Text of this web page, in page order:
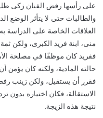
على رأسها رفض الفنان زكى
والطالبات حتى لا يتأثر الوضع
العلاقات الخاصة على الدراسة
منى، ابنة فريد الكبرى، ولكن
ففريد كان موظفًا في مصلحة
حالته المادية، ولكنه كان
فقرر أن يستقيل، ولكن زينب
الاستقالة، فكان اختياره بدون
نتيجة هذه الزيجة.